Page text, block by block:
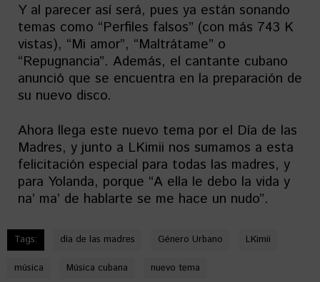
Y al parecer así será, pues ya están sonando
temas como “Perfiles falsos” (con más 743 K
vistas), “Mi amor”, “Maltrátame” o
“Repugnancia”. Además, el cantante cubano
anunció que se encuentra en la preparación de
su nuevo disco.
Ahora llega este nuevo tema por el Día de las
Madres, y junto a LKimii nos sumamos a esta
felicitación especial para todas las madres, y
para Yolanda, porque “A ella le debo la vida y
na’ ma’ de hablarte se me hace un nudo”.
Tags: día de las madres Género Urbano LKimii
música Música cubana nuevo tema